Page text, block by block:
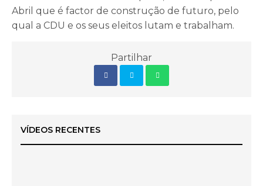
Abril que é factor de construção de futuro, pelo
qual a CDU e os seus eleitos lutam e trabalham.
Partilhar
VÍDEOS RECENTES